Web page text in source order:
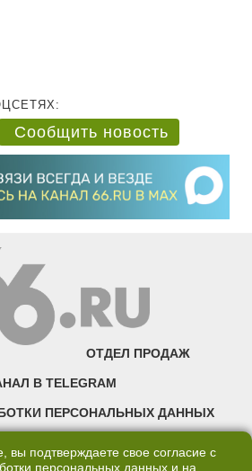
Сообщить новость
ОТДЕЛ ПРОДАЖ
В TELEGRAM
ПЕРСОНАЛЬНЫХ ДАННЫХ
вы подтверждаете свое согласие с
персональных данных и на